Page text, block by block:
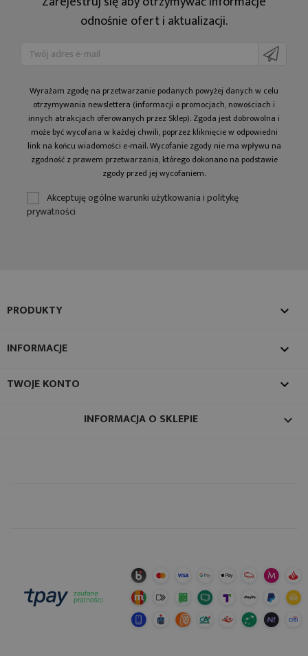
odnośnie ofert i aktualizacji.
Wyrażam zgodę na prze­twa­rza­nie po­da­nych powyżej danych w celu
otrzy­my­wa­nia newslettera (informacji o promocjach, nowościach i
innych atrakcjach oferowanych przez Sklep). Zgoda jest dobrowolna i
może być wycofana w każdej chwili, poprzez kliknięcie w odpowiedni
link na końcu wiadomości e-mail. Wycofanie zgody nie ma wpływu na
zgodność z prawem przetwarzania, którego dokonano na podstawie
zgody przed jej wycofaniem.
Akceptuję ogólne warunki użytkowania i politykę
prywatności
PRODUKTY 
INFORMACJE 
TWOJE KONTO 
INFORMACJA O SKLEPIE keyboard_arrow_down